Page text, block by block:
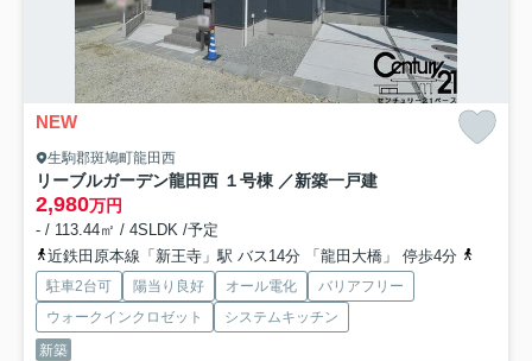
NEW
生駒郡斑鳩町龍田西
リーブルガーデン龍田西 １号棟 ／新築一戸建
2,980万円
- / 113.44㎡ / 4SLDK /予定
近鉄田原本線「新王寺」駅 バス14分 「龍田大橋」 停歩4分
駐車2台可 陽当り良好 オール電化
バリアフリー
ウォークインクロゼット
システムキッチン
新築